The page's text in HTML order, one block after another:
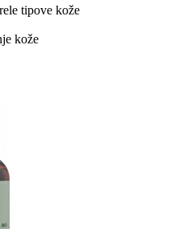
tipove kože
kože